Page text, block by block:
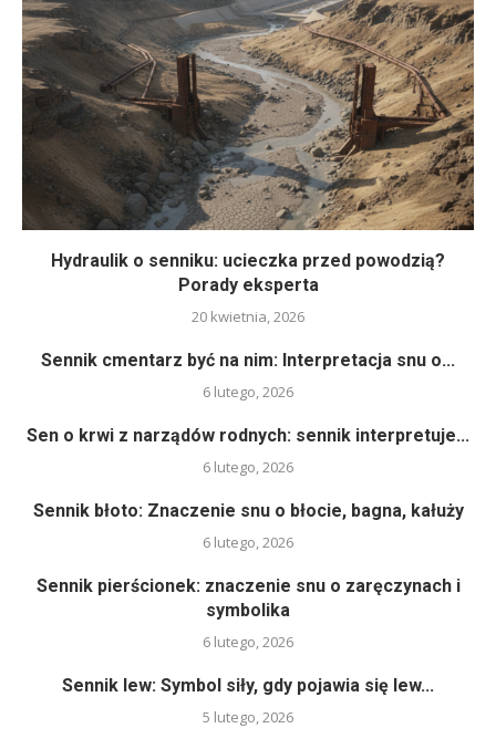
Hydraulik o senniku: ucieczka przed powodzią?
Porady eksperta
20 kwietnia, 2026
Sennik cmentarz być na nim: Interpretacja snu o...
6 lutego, 2026
Sen o krwi z narządów rodnych: sennik interpretuje...
6 lutego, 2026
Sennik błoto: Znaczenie snu o błocie, bagna, kałuży
6 lutego, 2026
Sennik pierścionek: znaczenie snu o zaręczynach i
symbolika
6 lutego, 2026
Sennik lew: Symbol siły, gdy pojawia się lew...
5 lutego, 2026